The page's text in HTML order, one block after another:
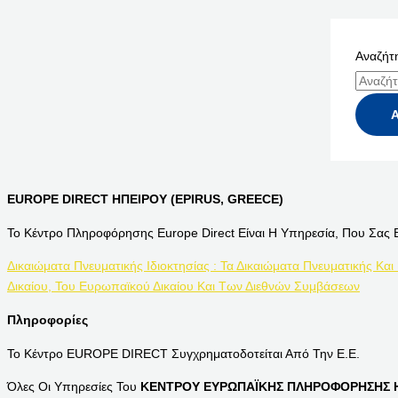
EUROPE DIRECT ΗΠΕΙΡΟΥ (EPIRUS, GREECE)
Το Κέντρο Πληροφόρησης Europe Direct Είναι Η Υπηρεσία, Που Σας
Δικαιώματα Πνευματικής Ιδιοκτησίας : Τα Δικαιώματα Πνευματικής
Δικαίου, Του Ευρωπαϊκού Δικαίου Και Των Διεθνών Συμβάσεων
Πληροφορίες
Το Κέντρο EUROPE DIRECT Συγχρηματοδοτείται Από Την Ε.Ε.
Όλες Οι Υπηρεσίες Του ΚΕΝΤΡΟΥ ΕΥΡΩΠΑΪΚΗΣ ΠΛΗΡΟΦΟΡΗΣΗΣ